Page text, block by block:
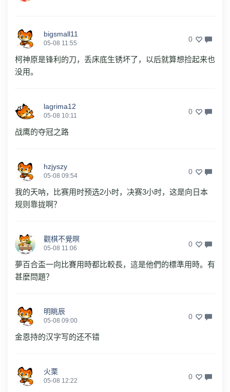
bigsmall11
05-08 11:55 0
柯神原是锋利的刀，丢床底生锈坏了，以后就算想捡起来也
没用。
lagrima12
05-08 10:11 0
战鹰的夺冠之路
hzjyszy
05-08 09:54 0
我的天呐，比赛用时预选2小时，决赛3小时，这是向日本
规则靠拢啊？
觀棋不覺暝
05-08 11:06 0
夢百合盃一向比賽用時都比較長，這是他們的標準用時。有
甚麼問題？
明眺辰
05-08 09:00 0
金恩持的汉字写的还不错
火栗
05-08 12:22 0